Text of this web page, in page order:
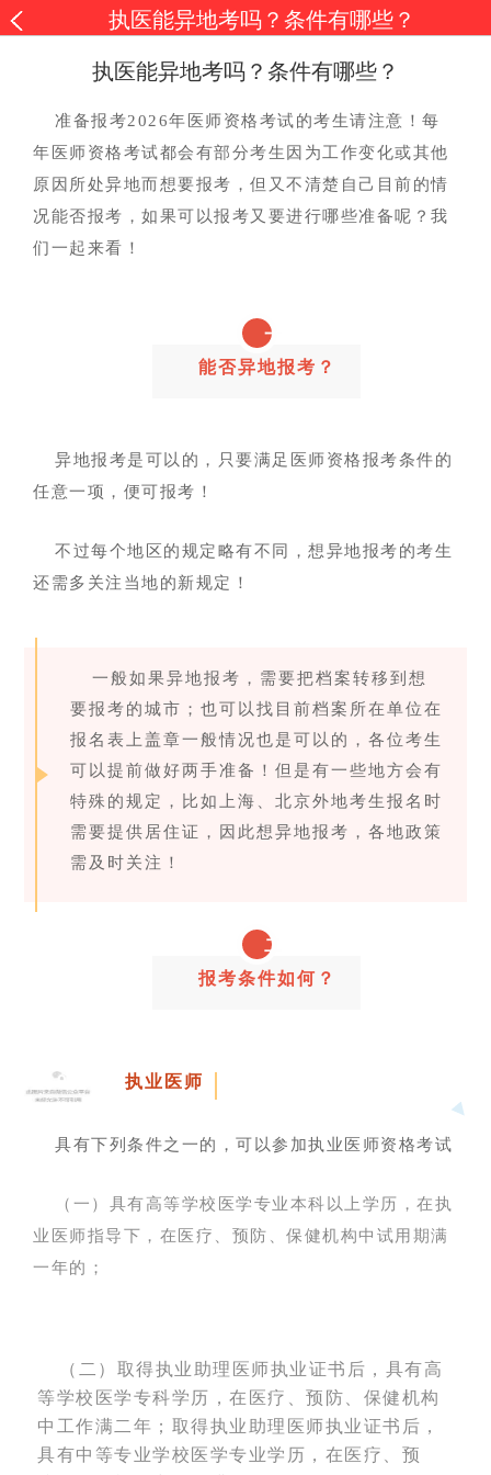
执医能异地考吗？条件有哪些？
执医能异地考吗？条件有哪些？
准备报考2026年医师资格考试的考生请注意！每
年医师资格考试都会有部分考生因为工作变化或其他
原因所处异地而想要报考，但又不清楚自己目前的情
况能否报考，如果可以报考又要进行哪些准备呢？我
们一起来看！
一
能否异地报考？
异地报考是可以的，只要满足医师资格报考条件的
任意一项，便可报考！
不过每个地区的规定略有不同，想异地报考的考生
还需多关注当地的新规定！
一般如果异地报考，需要把档案转移到想
要报考的城市；也可以找目前档案所在单位在
报名表上盖章一般情况也是可以的，各位考生
可以提前做好两手准备！但是有一些地方会有
特殊的规定，比如上海、北京外地考生报名时
需要提供居住证，因此想异地报考，各地政策
需及时关注！
二
报考条件如何？
01 执业医师
具有下列条件之一的，可以参加执业医师资格考试
（一）具有高等学校医学专业本科以上学历，在执
业医师指导下，在医疗、预防、保健机构中试用期满
一年的；
（二）取得执业助理医师执业证书后，具有高
等学校医学专科学历，在医疗、预防、保健机构
中工作满二年；取得执业助理医师执业证书后，
具有中等专业学校医学专业学历，在医疗、预